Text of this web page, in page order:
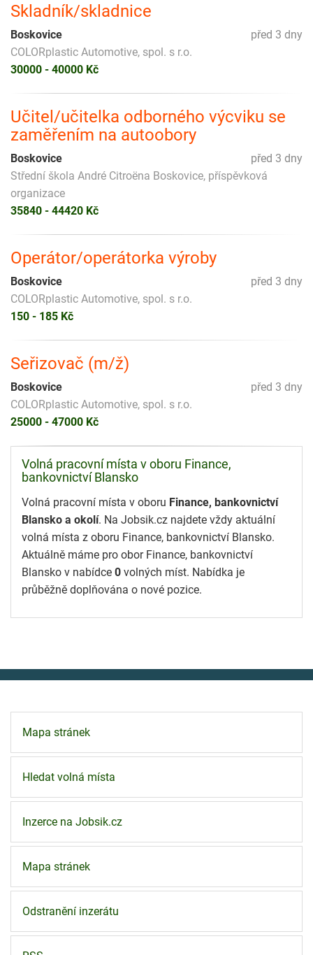
Skladník/skladnice
před 3 dny
Boskovice
COLORplastic Automotive, spol. s r.o.
30000 - 40000 Kč
Učitel/učitelka odborného výcviku se
zaměřením na autoobory
před 3 dny
Boskovice
Střední škola André Citroëna Boskovice, příspěvková
organizace
35840 - 44420 Kč
Operátor/operátorka výroby
před 3 dny
Boskovice
COLORplastic Automotive, spol. s r.o.
150 - 185 Kč
Seřizovač (m/ž)
před 3 dny
Boskovice
COLORplastic Automotive, spol. s r.o.
25000 - 47000 Kč
Volná pracovní místa v oboru Finance,
bankovnictví Blansko
Volná pracovní místa v oboru Finance, bankovnictví
Blansko a okolí. Na Jobsik.cz najdete vždy aktuální
volná místa z oboru Finance, bankovnictví Blansko.
Aktuálně máme pro obor Finance, bankovnictví
Blansko v nabídce 0 volných míst. Nabídka je
průběžně doplňována o nové pozice.
Mapa stránek
Hledat volná místa
Inzerce na Jobsik.cz
Mapa stránek
Odstranění inzerátu